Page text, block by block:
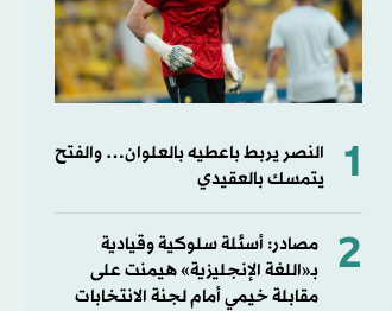
1
النصر يربط باعطيه بالعلوان… والفتح
يتمسك بالعقيدي
2
مصادر: أسئلة سلوكية وقيادية
بـ«اللغة الإنجليزية» هيمنت على
مقابلة خيمي أمام لجنة الانتخابات